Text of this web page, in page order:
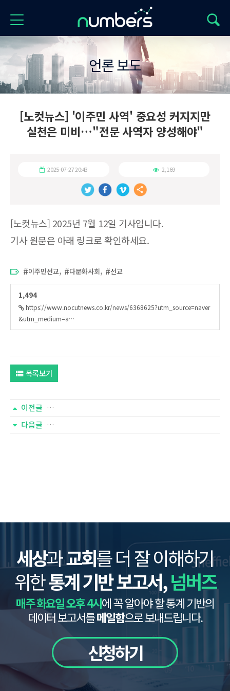
언론 보도
[노컷뉴스] '이주민 사역' 중요성 커지지만
실천은 미비…"전문 사역자 양성해야"
2025-07-27 20:43 2,169
[노컷뉴스] 2025년 7월 12일 기사입니다.
기사 원문은 아래 링크로 확인하세요.
이주민선교, 다문화사회, 선교
1,494
https://www.nocutnews.co.kr/news/6368625?utm_source=naver
&utm_medium=a…
목록보기
이전글 [국민일보] ‘교회 안 가도 될까?’ 10명 중 6명, 1년 내 떠난
다음글 [국민일보] 병상기도 전 예방부터, “교인 건강 관리도 사
세상과교회를 더 잘 이해하기
위한통계 기반 보고서,넘버즈
매주 화요일 오후 4시에 꼭 알아야 할 통계 기반의
데이터 보고서를메일함으로 보내드립니다.
신청하기